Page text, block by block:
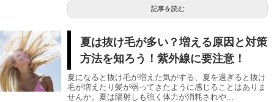
記事を読む
夏は抜け毛が多い？増える原因と対策
方法を知ろう！紫外線に要注意！
夏になると抜け毛が増えた気がする、夏を過ぎると抜け
毛が増えたり髪が弱ってきたように感じることはありま
せんか。夏は陽射しも強く体力が消耗されや...